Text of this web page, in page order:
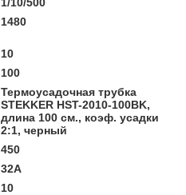
1480
10
100
Термоусадочная трубка
STEKKER HST-2010-100BK,
длина 100 см., коэф. усадки
2:1, черный
450
32А
10